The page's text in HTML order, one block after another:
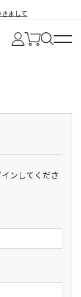
まして
ンしてくださ